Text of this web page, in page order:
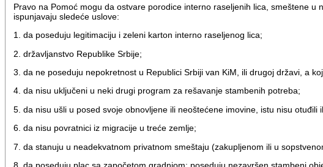
Pravo na Pomoć mogu da ostvare porodice interno raseljenih lica, smeštene
ispunjavaju sledeće uslove:
1. da poseduju legitimaciju i zeleni karton interno raseljenog lica;
2. državljanstvo Republike Srbije;
3. da ne poseduju nepokretnost u Republici Srbiji van KiM, ili drugoj državi, a
4. da nisu uključeni u neki drugi program za rešavanje stambenih potreba;
5. da nisu ušli u posed svoje obnovljene ili neoštećene imovine, istu nisu
6. da nisu povratnici iz migracije u treće zemlje;
7. da stanuju u neadekvatnom privatnom smeštaju (zakupljenom ili u